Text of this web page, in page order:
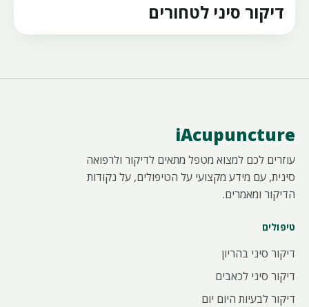
דיקור סיני לטחורים
iAcupuncture
עוזרים לכם למצוא מטפל מתאים לדיקור ולרפואה
סינית, עם מידע מקצועי על הטיפולים, על נקודות
הדיקור ומאמרים.
טיפולים
דיקור סיני בהריון
דיקור סיני לכאבים
דיקור לבעיות היום יום